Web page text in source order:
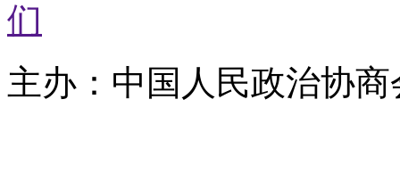
们
主办：中国人民政治协